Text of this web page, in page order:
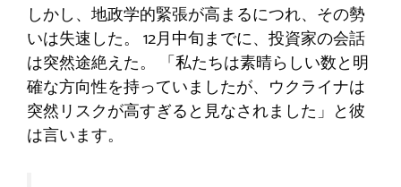
しかし、地政学的緊張が高まるにつれ、その勢
いは失速した。 12月中旬までに、投資家の会話
は突然途絶えた。 「私たちは素晴らしい数と明
確な方向性を持っていましたが、ウクライナは
突然リスクが高すぎると見なされました」と彼
は言います。